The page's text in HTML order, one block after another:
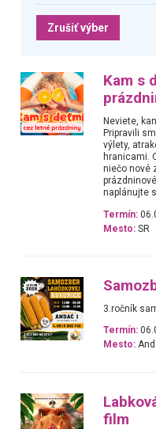
Zrušiť výber
Kam s
Neviete,
Pripravili
výlety,
hranicami.
niečo nové
naplánujte
Termín:
Mesto: SR
3.ročník
Termín:
Mesto:
film